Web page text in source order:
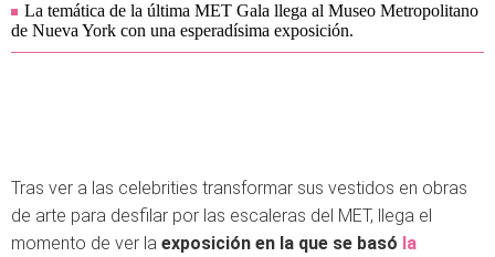
La temática de la última MET Gala llega al Museo Metropolitano
de Nueva York con una esperadísima exposición.
Tras ver a las celebrities transformar sus vestidos en obras
de arte para desfilar por las escaleras del MET, llega el
momento de ver la exposición en la que se basó la